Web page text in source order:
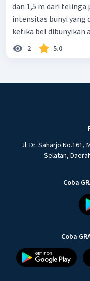
dan 1,5 m dari telinga
intensitas bunyi yang
2 5.0
Jl. Dr. Saharjo
Selatan,
Coba
Coba